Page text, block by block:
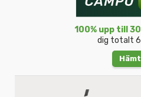
100% upp till
dig totalt